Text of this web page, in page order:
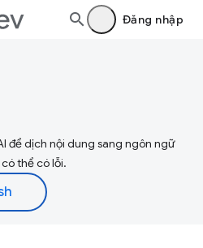
Đăng nhập
để dịch nội dung sang ngôn ngữ
thể có lỗi.